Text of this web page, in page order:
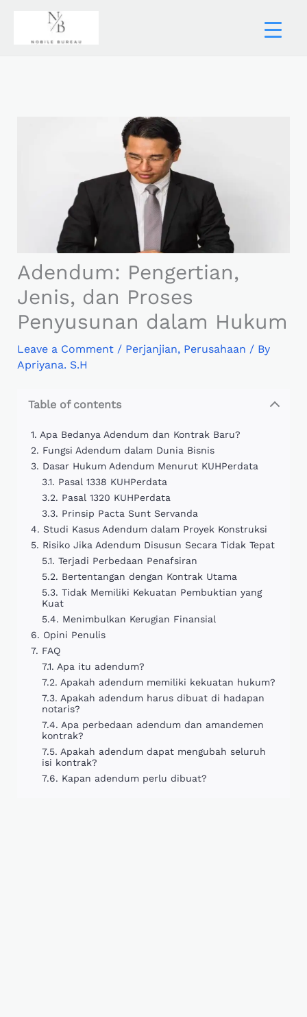
Adendum: Pengertian,
Jenis, dan Proses
Penyusunan dalam Hukum
Leave a Comment / Perjanjian, Perusahaan / By
Apriyana. S.H
Table of contents
Apa Bedanya Adendum dan Kontrak Baru?
Fungsi Adendum dalam Dunia Bisnis
Dasar Hukum Adendum Menurut KUHPerdata
Pasal 1338 KUHPerdata
Pasal 1320 KUHPerdata
Prinsip Pacta Sunt Servanda
Studi Kasus Adendum dalam Proyek Konstruksi
Risiko Jika Adendum Disusun Secara Tidak Tepat
Terjadi Perbedaan Penafsiran
Bertentangan dengan Kontrak Utama
Tidak Memiliki Kekuatan Pembuktian yang
Kuat
Menimbulkan Kerugian Finansial
Opini Penulis
FAQ
Apa itu adendum?
Apakah adendum memiliki kekuatan hukum?
Apakah adendum harus dibuat di hadapan
notaris?
Apa perbedaan adendum dan amandemen
kontrak?
Apakah adendum dapat mengubah seluruh
isi kontrak?
Kapan adendum perlu dibuat?